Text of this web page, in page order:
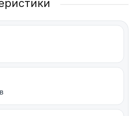
15 – 20 часов.
доступен iPhone Air —
смартфон с современным
камерой, который
повседневного
Apple iPhone 13